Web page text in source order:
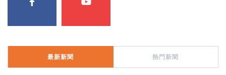
最新新聞 熱門新聞